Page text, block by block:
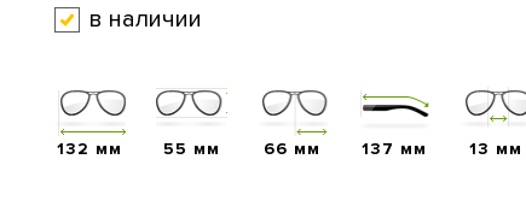
в наличии
132 мм 55 мм 66 мм 137 мм 13 мм